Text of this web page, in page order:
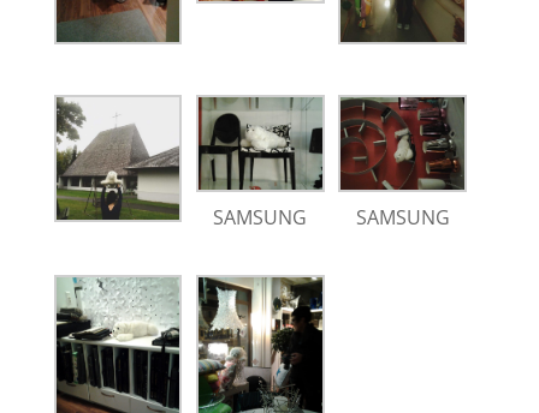
SAMSUNG SAMSUNG